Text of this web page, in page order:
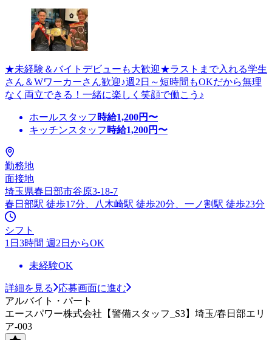
★未経験＆バイトデビューも大歓迎★ラストまで入れる学生
さん＆Wワーカーさん歓迎♪週2日～短時間もOKだから無理
なく両立できる！一緒に楽しく笑顔で働こう♪
ホールスタッフ 時給1,200円〜
キッチンスタッフ 時給1,200円〜
勤務地
面接地
埼玉県春日部市谷原3-18-7
春日部駅 徒歩17分、八木崎駅 徒歩20分、一ノ割駅 徒歩23分
シフト
1日3時間 週2日からOK
未経験OK
詳細を見る
応募画面に進む
アルバイト・パート
エースパワー株式会社【警備スタッフ_S3】埼玉/春日部エリ
ア-003